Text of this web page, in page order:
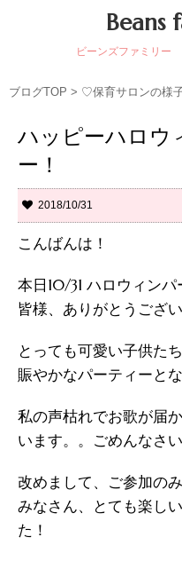
Beans
ビーンズファミリー
ブログTOP > ♡保育サロンの様
ハッピーハロウ
ー！
2018/10/31
こんばんは！
本日10/31 ハロウィン
皆様、ありがとうござい
とっても可愛い子供た
賑やかなパーティーとな
私の声枯れでお歌が届
います。。ごめんなさい
改めまして、ご参加の
みなさん、とても楽し
た！